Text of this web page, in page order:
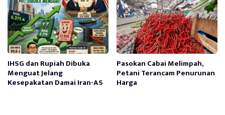
IHSG dan Rupiah Dibuka
Menguat Jelang
Kesepakatan Damai Iran-AS
Pasokan Cabai Melimpah,
Petani Terancam Penurunan
Harga